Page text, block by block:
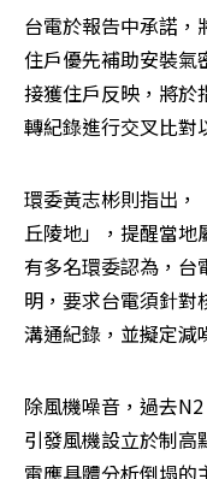
台電於報告中承諾，
住戶優先補助安裝氣
接獲住戶反映，將於
轉紀錄進行交叉比對
環委黃志彬則指出，
丘陵地」，提醒當地
有多名環委認為，
明，要求台電須針對
溝通紀錄，並擬定減
除風機噪音，過去
引發風機設立於制高
電應具體分析倒塌的